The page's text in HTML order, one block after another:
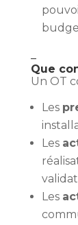
–
Que
Un OT
Les
Les
Les